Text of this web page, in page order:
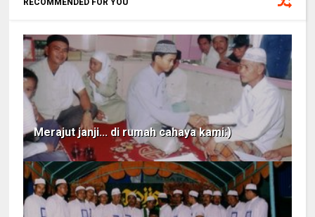
RECOMMENDED FOR YOU
Merajut janji... di rumah cahaya kami:)